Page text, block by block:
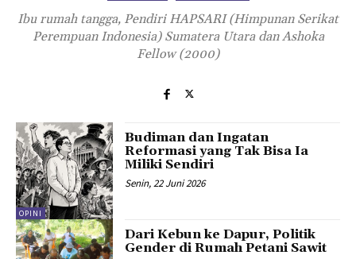
Ibu rumah tangga, Pendiri HAPSARI (Himpunan Serikat
Perempuan Indonesia) Sumatera Utara dan Ashoka
Fellow (2000)
OPINI
Budiman dan Ingatan
Reformasi yang Tak Bisa Ia
Miliki Sendiri
Senin, 22 Juni 2026
Dari Kebun ke Dapur, Politik
Gender di Rumah Petani Sawit